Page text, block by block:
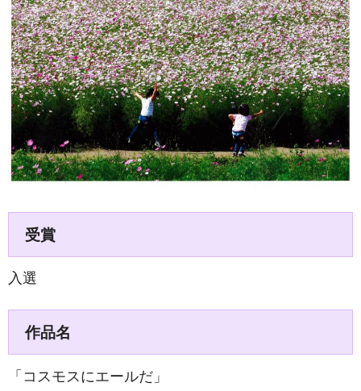
受賞
入選
作品名
「コスモスにエールだ」